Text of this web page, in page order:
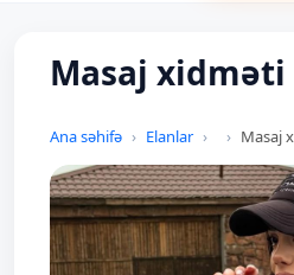
Masaj xidməti
Ana səhifə Elanlar Masaj